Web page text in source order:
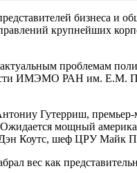
бизнеса и
крупнейших
проблемам
ИМЭМО РАН им. Е.М.
Гутерриш,
Ожидается мощный
Дэн Коутс, шеф ЦРУ Майк
вес как